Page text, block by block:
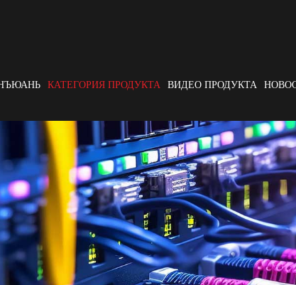
КАТЕГОРИЯ ПРОДУКТА ВИДЕО ПРОДУКТА